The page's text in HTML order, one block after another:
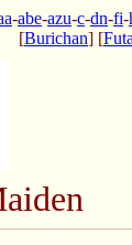
-abe-azu-c-dn-fi-
[Burichan] [